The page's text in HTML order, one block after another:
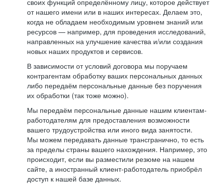
своих функций определённому лицу, которое действует
от нашего имени или в наших интересах. Делаем это,
когда не обладаем необходимым уровнем знаний или
ресурсов — например, для проведения исследований,
направленных на улучшение качества и/или создания
новых наших продуктов и сервисов.
В зависимости от условий договора мы поручаем
контрагентам обработку ваших персональных данных
либо передаём персональные данные без поручения
их обработки (так тоже можно).
Мы передаём персональные данные нашим клиентам-
работодателям для предоставления возможности
вашего трудоустройства или иного вида занятости.
Мы можем передавать данные трансгранично, то есть
за пределы страны вашего нахождения. Например, это
происходит, если вы разместили резюме на нашем
сайте, а иностранный клиент-работодатель приобрёл
доступ к нашей базе данных.